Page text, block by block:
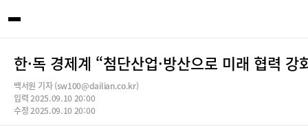
한·독 경제계 “첨단산업·방산으로 미래 협력 강
백서원 기자 (sw100@dailian.co.kr)
입력 2025.09.10 20:00
수정 2025.09.10 20:00